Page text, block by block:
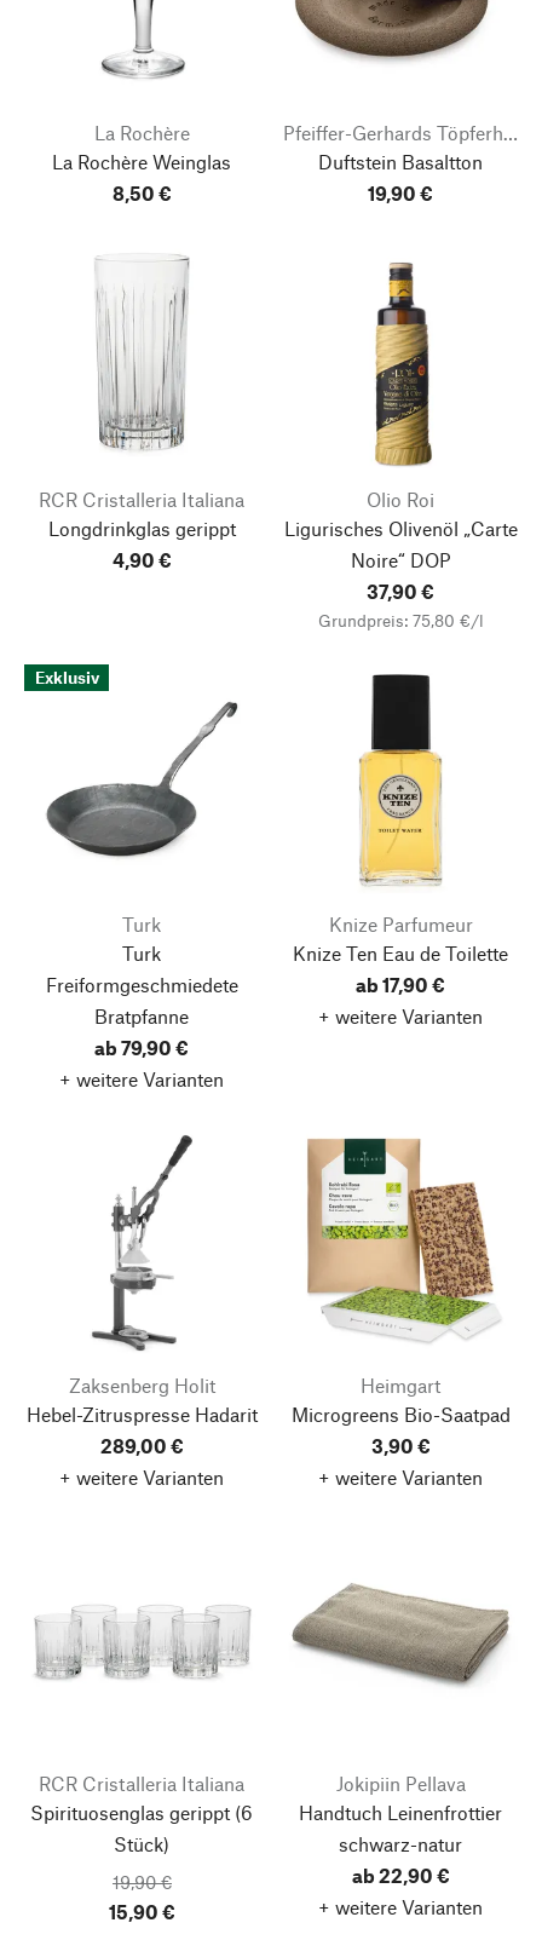
La Rochère
La Rochère Weinglas
8,50 €
Pfeiffer-Gerhards Töpferhof
Duftstein Basaltton
19,90 €
RCR Cristalleria Italiana
Longdrinkglas gerippt
4,90 €
Olio Roi
Ligurisches Olivenöl „Carte
Noire“ DOP
37,90 €
Grundpreis: 75,80 €/l
Exklusiv
Turk
Turk
Freiformgeschmiedete
Bratpfanne
ab 79,90 €
+ weitere Varianten
Knize Parfumeur
Knize Ten Eau de Toilette
ab 17,90 €
+ weitere Varianten
Zaksenberg Holit
Hebel-Zitruspresse Hadarit
289,00 €
+ weitere Varianten
Heimgart
Microgreens Bio-Saatpad
3,90 €
+ weitere Varianten
RCR Cristalleria Italiana
Spirituosenglas gerippt (6
Stück)
19,90 €
15,90 €
Jokipiin Pellava
Handtuch Leinenfrottier
schwarz-natur
ab 22,90 €
+ weitere Varianten